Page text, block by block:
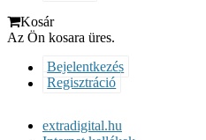
Kosár
Az Ön kosara üres.
Bejelentkezés
Regisztráció
extradigital.hu